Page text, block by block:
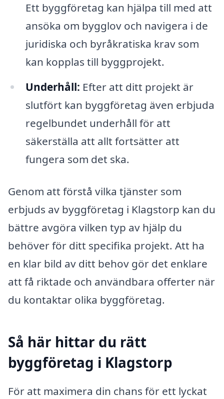
Ett byggföretag kan hjälpa till med att
ansöka om bygglov och navigera i de
juridiska och byråkratiska krav som
kan kopplas till byggprojekt.
Underhåll: Efter att ditt projekt är
slutfört kan byggföretag även erbjuda
regelbundet underhåll för att
säkerställa att allt fortsätter att
fungera som det ska.
Genom att förstå vilka tjänster som
erbjuds av byggföretag i Klagstorp kan du
bättre avgöra vilken typ av hjälp du
behöver för ditt specifika projekt. Att ha
en klar bild av ditt behov gör det enklare
att få riktade och användbara offerter när
du kontaktar olika byggföretag.
Så här hittar du rätt
byggföretag i Klagstorp
För att maximera din chans för ett lyckat